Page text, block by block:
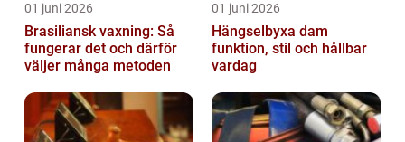
01 juni 2026
Brasiliansk vaxning: Så
fungerar det och därför
väljer många metoden
01 juni 2026
Hängselbyxa dam
funktion, stil och hållbar
vardag